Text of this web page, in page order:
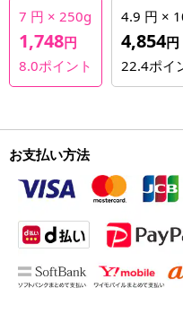
7 円 × 250g
1,748円
8.0ポイント
4.9 円 ×
4,854円
22.4ポイ
お支払い方法